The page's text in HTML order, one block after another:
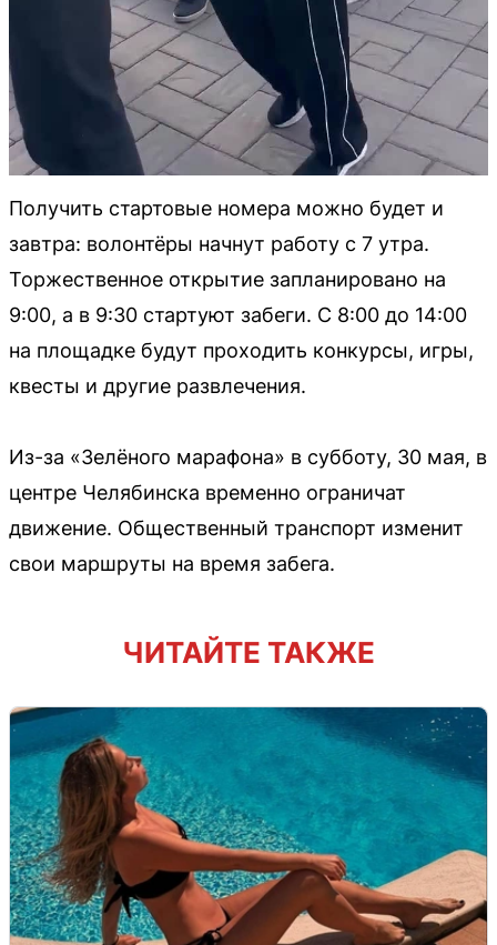
Получить стартовые номера можно будет и
завтра: волонтёры начнут работу с 7 утра.
Торжественное открытие запланировано на
9:00, а в 9:30 стартуют забеги. С 8:00 до 14:00
на площадке будут проходить конкурсы, игры,
квесты и другие развлечения.
Из-за «Зелёного марафона» в субботу, 30 мая, в
центре Челябинска временно ограничат
движение. Общественный транспорт изменит
свои маршруты на время забега.
ЧИТАЙТЕ ТАКЖЕ